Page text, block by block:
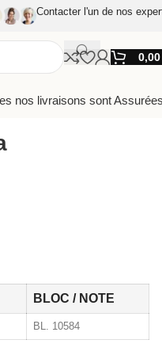
Contacter l'un de nos
nos livraisons sont
BLOC / NOTE
BL. 10584